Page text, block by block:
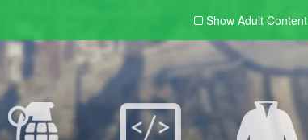
Show Adult Content